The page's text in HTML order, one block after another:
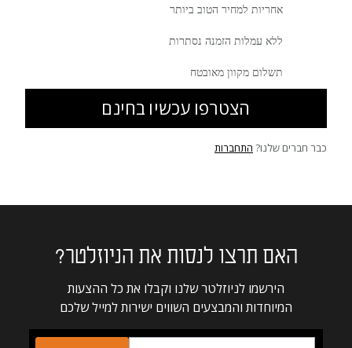
אחריות למחיר הטוב ביותר
ללא עמלות הזמנה נסתרות
תשלום מקוון מאובטח
הצטרפו עכשיו בחינם
כבר חברים שלנו? התחברות
האם תרצו לנסות את הניוזלטר?
הירשמו לניוזלטר שלנו וקבלו את כל ההצעות
המיוחדות והמבצעים השווים ישירות למייל שלכם